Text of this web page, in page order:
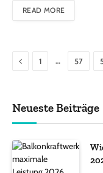
READ MORE
Previous
1 … 57
Neueste Beiträge